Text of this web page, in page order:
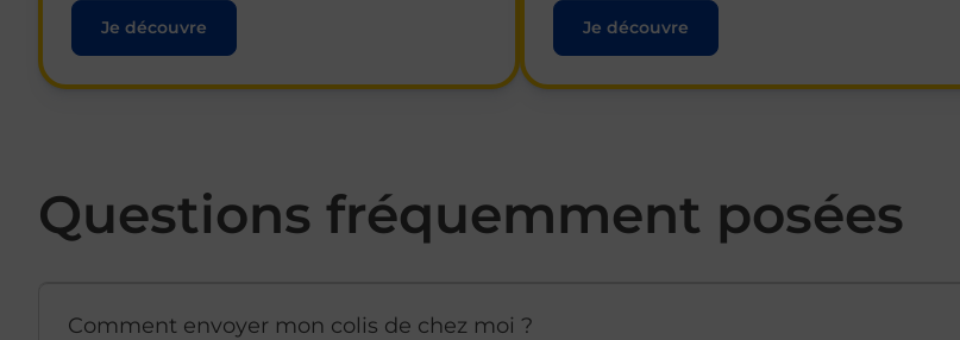
Je découvre Je découvre
Questions fréquemment posées
Comment envoyer mon colis de chez moi ?